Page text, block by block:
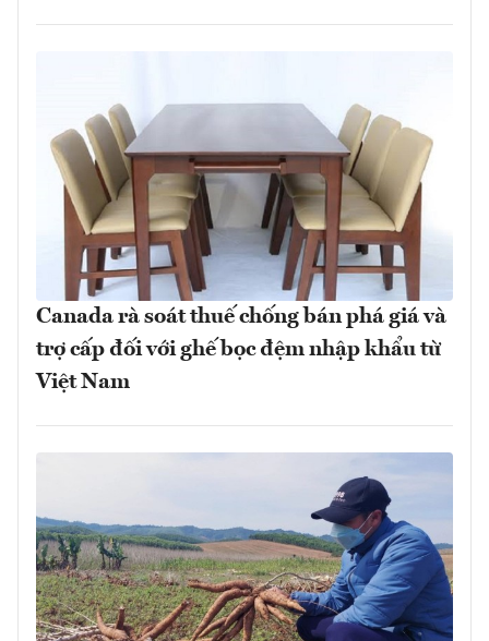
Canada rà soát thuế chống bán phá giá và
trợ cấp đối với ghế bọc đệm nhập khẩu từ
Việt Nam